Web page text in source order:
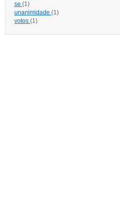
se (1)
unanimidade (1)
votos (1)